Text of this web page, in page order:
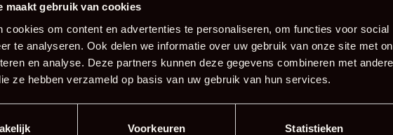
maakt gebruik van cookies
cookies om content en advertenties te personaliseren, om functies voor
te analyseren. Ook delen we informatie over uw gebruik van onze site met
en analyse. Deze partners kunnen deze gegevens combineren met
ze hebben verzameld op basis van uw gebruik van hun services.
Voorkeuren Statistieken